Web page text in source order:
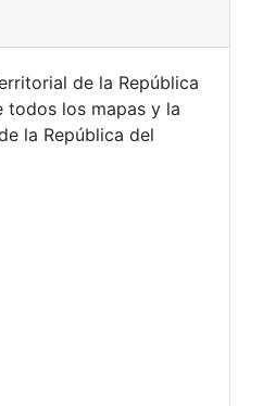
de la República
todos los mapas y la
la República del